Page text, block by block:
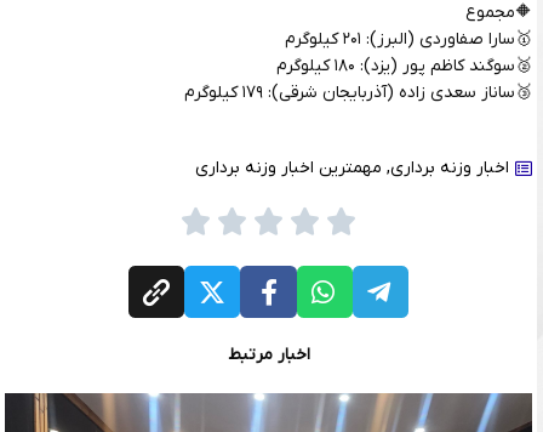
🔶مجموع
🥇سارا صفاوردی (البرز): ۲۰۱ کیلوگرم
🥈سوگند کاظم پور (یزد): ۱۸۰ کیلوگرم
🥉ساناز سعدی زاده (آذربایجان شرقی): ۱۷۹ کیلوگرم
اخبار وزنه برداری, مهمترین اخبار وزنه برداری
اخبار مرتبط